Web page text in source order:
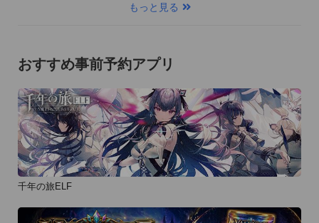
もっと見る
おすすめ事前予約アプリ
千年の旅ELF